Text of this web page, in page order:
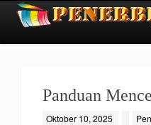
Panduan
Oktober 10, 2025